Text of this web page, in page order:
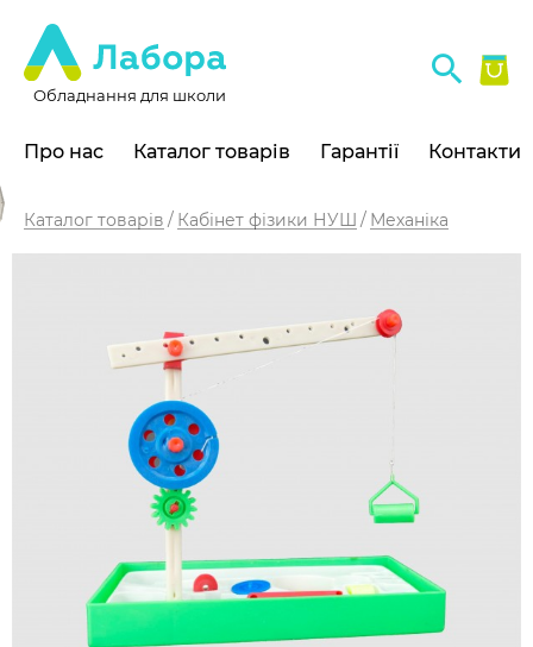
Обладнання для школи
Про нас Каталог товарів Гарантії Контакти
Каталог товарів Кабінет фізики НУШ Механіка